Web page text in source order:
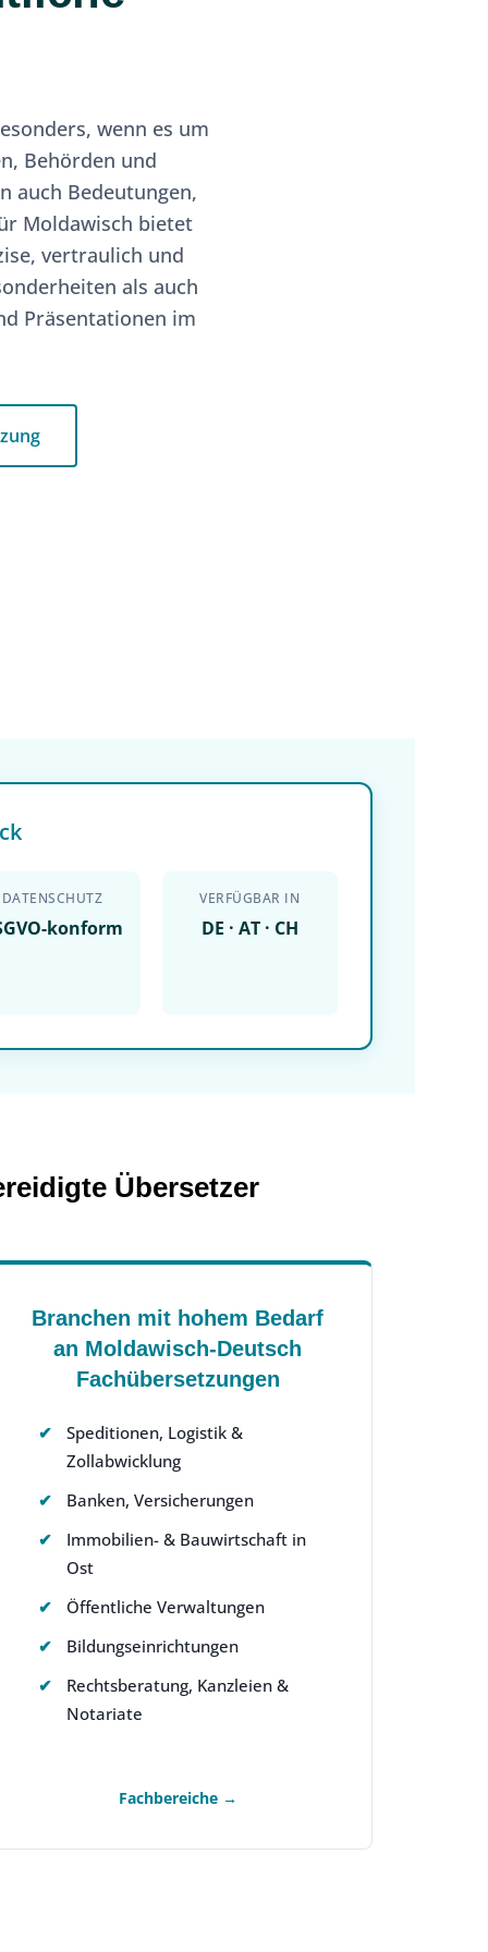
wenn es um
Behörden und
auch Bedeutungen,
Moldawisch bietet
vertraulich und
als auch
Präsentationen im
DATENSCHUTZ
konform
VERFÜGBAR IN
DE · AT · CH
Übersetzer
Branchen mit hohem Bedarf
an Moldawisch-Deutsch
Fachübersetzungen
Speditionen, Logistik &
Zollabwicklung
Banken, Versicherungen
Immobilien- & Bauwirtschaft in
Ost
Öffentliche Verwaltungen
Bildungseinrichtungen
Rechtsberatung, Kanzleien &
Notariate
Fachbereiche →